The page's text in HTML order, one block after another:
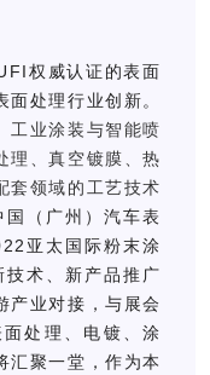
权威认证的表面
处理行业创新。
工业涂装与智能喷
理、真空镀膜、热
套领域的工艺技术
（广州）汽车表
亚太国际粉末涂
术、新产品推广
产业对接，与展会
处理、电镀、涂
汇聚一堂，作为本